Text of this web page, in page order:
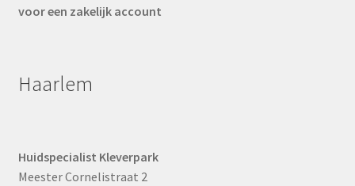
voor een zakelijk account
Haarlem
Huidspecialist Kleverpark
Meester Cornelistraat 2